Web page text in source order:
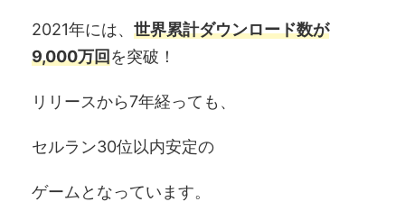
2021年には、 世界累計ダウンロード数が
9,000万回を突破！
リリースから7年経っても、
セルラン30位以内安定の
ゲームとなっています。